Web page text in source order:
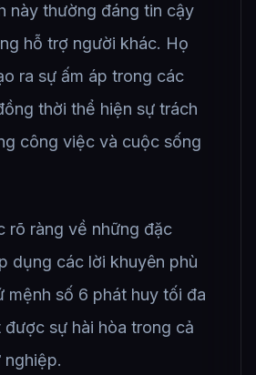
này thường đáng tin cậy
hỗ trợ người khác. Họ
ra sự ấm áp trong các
thời thể hiện sự trách
công việc và cuộc sống
rõ ràng về những đặc
dụng các lời khuyên phù
mệnh số 6 phát huy tối đa
sự hài hòa trong cả
nghiệp.